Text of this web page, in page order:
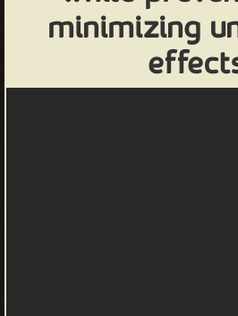
minimizing